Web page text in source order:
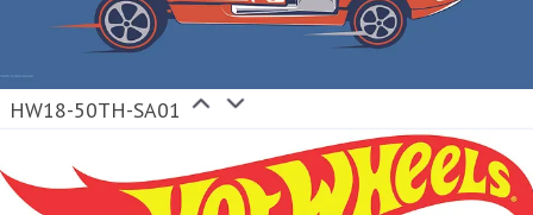
HW18-50TH-SA01